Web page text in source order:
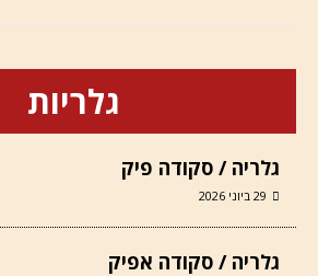
גלריות
גלריה / סקודה פיק
29 ביוני 2026
גלריה / סקודה אפיק